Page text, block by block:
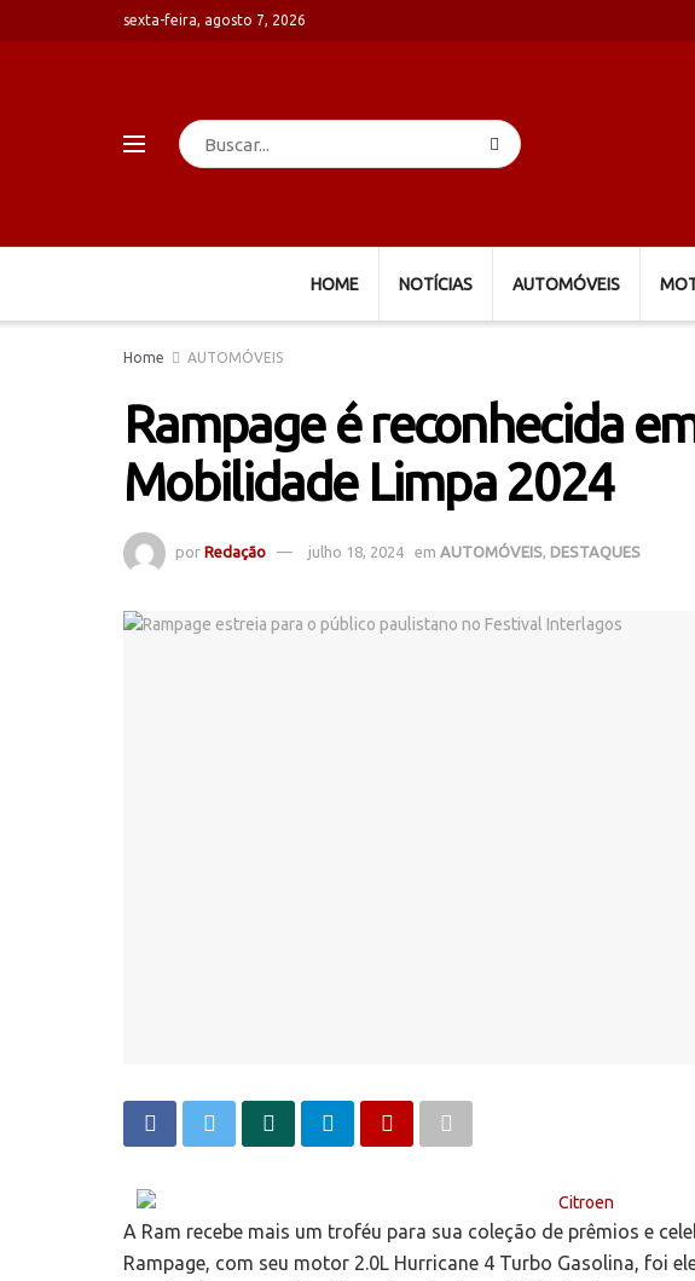
sexta-feira, agosto 7, 2026
HOME NOTÍCIAS AUTOMÓVEIS
Home AUTOMÓVEIS
Rampage é reconhecida
Mobilidade Limpa 2024
por Redação julho 18, 2024 em AUTOMÓVEIS DESTAQUES
A Ram recebe mais um troféu para sua coleção de prêmios e
Rampage, com seu motor 2.0L Hurricane 4 Turbo Gasolina, foi